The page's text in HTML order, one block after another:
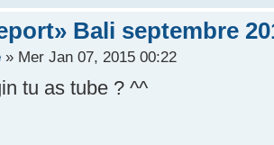
Bali septembre
» Mer Jan 07, 2015 00:22
tu as tube ? ^^